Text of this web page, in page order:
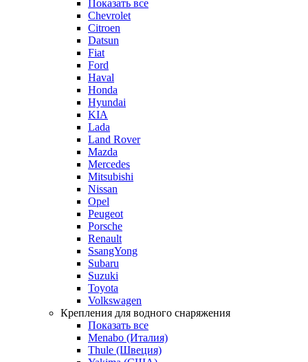
Показать все
Chevrolet
Citroen
Datsun
Fiat
Ford
Haval
Honda
Hyundai
KIA
Lada
Land Rover
Mazda
Mercedes
Mitsubishi
Nissan
Opel
Peugeot
Porsche
Renault
SsangYong
Subaru
Suzuki
Toyota
Volkswagen
Крепления для водного снаряжения
Показать все
Menabo (Италия)
Thule (Швеция)